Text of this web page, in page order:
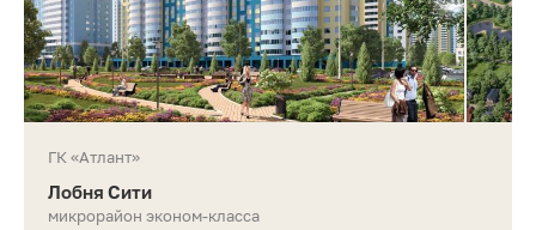
ГК «Атлант»
Лобня Сити
микрорайон эконом-класса